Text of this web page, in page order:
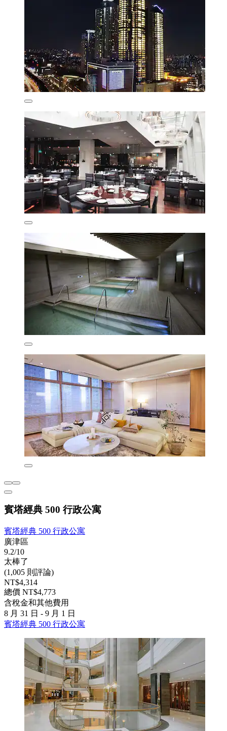
賓塔經典 500 行政公寓
賓塔經典 500 行政公寓
廣津區
9.2/10
太棒了
(1,005 則評論)
NT$4,314
總價 NT$4,773
含稅金和其他費用
8 月 31 日 - 9 月 1 日
賓塔經典 500 行政公寓